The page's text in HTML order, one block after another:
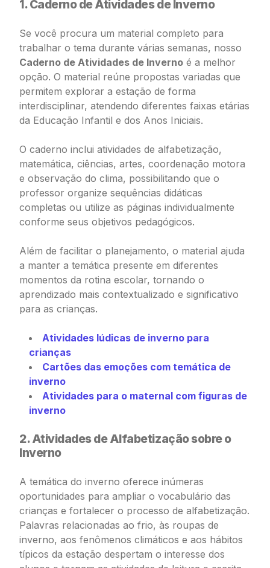
1. Caderno de Atividades de Inverno
Se você procura um material completo para
trabalhar o tema durante várias semanas, nosso
Caderno de Atividades de Inverno é a melhor
opção. O material reúne propostas variadas que
permitem explorar a estação de forma
interdisciplinar, atendendo diferentes faixas etárias
da Educação Infantil e dos Anos Iniciais.
O caderno inclui atividades de alfabetização,
matemática, ciências, artes, coordenação motora
e observação do clima, possibilitando que o
professor organize sequências didáticas
completas ou utilize as páginas individualmente
conforme seus objetivos pedagógicos.
Além de facilitar o planejamento, o material ajuda
a manter a temática presente em diferentes
momentos da rotina escolar, tornando o
aprendizado mais contextualizado e significativo
para as crianças.
Atividades lúdicas de inverno para
crianças
Cartões das emoções com temática de
inverno
Atividades para o maternal com figuras de
inverno
2. Atividades de Alfabetização sobre o
Inverno
A temática do inverno oferece inúmeras
oportunidades para ampliar o vocabulário das
crianças e fortalecer o processo de alfabetização.
Palavras relacionadas ao frio, às roupas de
inverno, aos fenômenos climáticos e aos hábitos
típicos da estação despertam o interesse dos